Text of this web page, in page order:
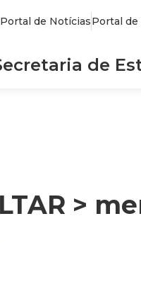
Portal de NotíciasPortal de
de
>